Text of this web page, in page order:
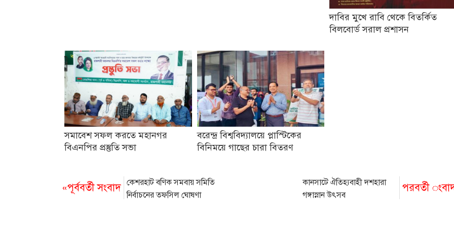
দাবির মুখে রাবি থেকে বিতর্কিত
বিলবোর্ড সরাল প্রশাসন
সমাবেশ সফল করতে মহানগর
বিএনপির প্রস্তুতি সভা
বরেন্দ্র বিশ্ববিদ্যালয়ে প্লাস্টিকের
বিনিময়ে গাছের চারা বিতরণ
«পূর্ববর্তী সংবাদ কেশরহাট বণিক সমবায় সমিতি
নির্বাচনের তফসিল ঘোষণা
পরবর্তী
কানসাটে ঐতিহ্যবাহী দশহারা
গঙ্গাস্নান উৎসব